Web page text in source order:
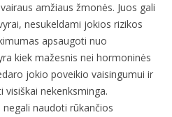
amžiaus žmonės. Juos gali
nesukeldami jokios rizikos
apsaugoti nuo
kiek mažesnis nei hormoninės
jokio poveikio vaisingumui ir
visiškai nekenksminga.
naudoti rūkančios